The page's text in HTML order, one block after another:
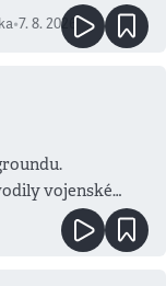
•7. 8. 2026
vojenské